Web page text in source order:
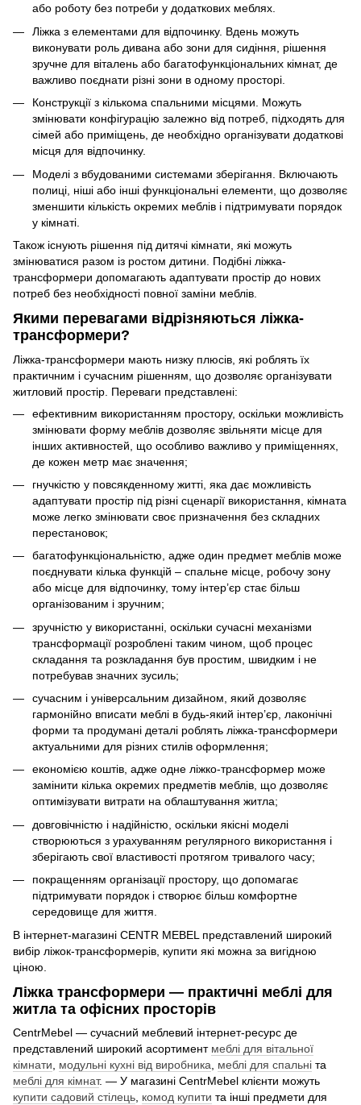
або роботу без потреби у додаткових меблях.
Ліжка з елементами для відпочинку. Вдень можуть
виконувати роль дивана або зони для сидіння, рішення
зручне для віталень або багатофункціональних кімнат, де
важливо поєднати різні зони в одному просторі.
Конструкції з кількома спальними місцями. Можуть
змінювати конфігурацію залежно від потреб, підходять для
сімей або приміщень, де необхідно організувати додаткові
місця для відпочинку.
Моделі з вбудованими системами зберігання. Включають
полиці, ніші або інші функціональні елементи, що дозволяє
зменшити кількість окремих меблів і підтримувати порядок
у кімнаті.
Також існують рішення під дитячі кімнати, які можуть
змінюватися разом із ростом дитини. Подібні ліжка-
трансформери допомагають адаптувати простір до нових
потреб без необхідності повної заміни меблів.
Якими перевагами відрізняються ліжка-
трансформери?
Ліжка-трансформери мають низку плюсів, які роблять їх
практичним і сучасним рішенням, що дозволяє організувати
житловий простір. Переваги представлені:
ефективним використанням простору, оскільки можливість
змінювати форму меблів дозволяє звільняти місце для
інших активностей, що особливо важливо у приміщеннях,
де кожен метр має значення;
гнучкістю у повсякденному житті, яка дає можливість
адаптувати простір під різні сценарії використання, кімната
може легко змінювати своє призначення без складних
перестановок;
багатофункціональністю, адже один предмет меблів може
поєднувати кілька функцій – спальне місце, робочу зону
або місце для відпочинку, тому інтер’єр стає більш
організованим і зручним;
зручністю у використанні, оскільки сучасні механізми
трансформації розроблені таким чином, щоб процес
складання та розкладання був простим, швидким і не
потребував значних зусиль;
сучасним і універсальним дизайном, який дозволяє
гармонійно вписати меблі в будь-який інтер’єр, лаконічні
форми та продумані деталі роблять ліжка-трансформери
актуальними для різних стилів оформлення;
економією коштів, адже одне ліжко-трансформер може
замінити кілька окремих предметів меблів, що дозволяє
оптимізувати витрати на облаштування житла;
довговічністю і надійністю, оскільки якісні моделі
створюються з урахуванням регулярного використання і
зберігають свої властивості протягом тривалого часу;
покращенням організації простору, що допомагає
підтримувати порядок і створює більш комфортне
середовище для життя.
В інтернет-магазині CENTR MEBEL представлений широкий
вибір ліжок-трансформерів, купити які можна за вигідною
ціною.
Ліжка трансформери — практичні меблі для
житла та офісних просторів
CentrMebel — сучасний меблевий інтернет-ресурс де
представлений широкий асортимент меблі для вітальної
кімнати, модульні кухні від виробника, меблі для спальні та
меблі для кімнат. — У магазині CentrMebel клієнти можуть
купити садовий стілець, комод купити та інші предмети для